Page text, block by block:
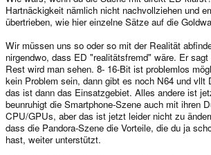
Hartnäckigkeit nämlich nicht nachvollziehen und
übertrieben, wie hier einzelne Sätze auf die
Wir müssen uns so oder so mit der Realität
nirgendwo, dass ED "realitätsfremd" wäre. Er
Rest wird man sehen. 8- 16-Bit ist problemlos
kein Problem sein, dann gibt es noch N64 und vllt
das ist dann das Einsatzgebiet. Alles andere ist
beunruhigt die Smartphone-Szene auch mit ihren
CPU/GPUs, aber das ist jetzt leider nicht zu
dass die Pandora-Szene die Vorteile, die du ja
hast, weiter unterstützt.